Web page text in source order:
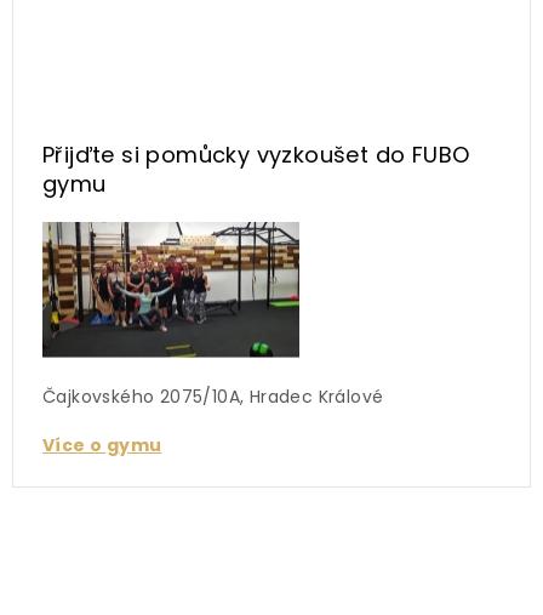
Přijďte si pomůcky vyzkoušet do FUBO
gymu
Čajkovského 2075/10A, Hradec Králové
Více o gymu